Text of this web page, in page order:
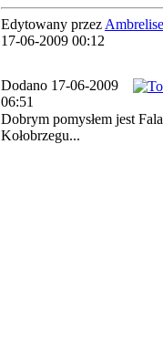
Edytowany przez
17-06-2009 00:12
Dodano 17-06-2009
06:51
Dobrym pomysłem jest
Kołobrzegu...